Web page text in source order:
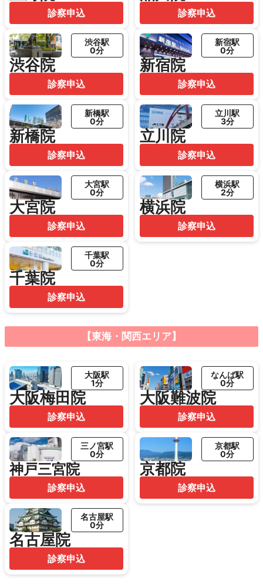
診察申込 診察申込
渋谷院
渋谷駅
0分
診察申込
新宿院
新宿駅
0分
診察申込
新橋院
新橋駅
0分
診察申込
立川院
立川駅
3分
診察申込
大宮院
大宮駅
0分
診察申込
横浜院
横浜駅
2分
診察申込
千葉院
千葉駅
0分
診察申込
【東海・関西エリア】
大阪梅田院
大阪駅
1分
診察申込
大阪難波院
なんば駅
0分
診察申込
神戸三宮院
三ノ宮駅
0分
診察申込
京都院
京都駅
0分
診察申込
名古屋院
名古屋駅
0分
診察申込